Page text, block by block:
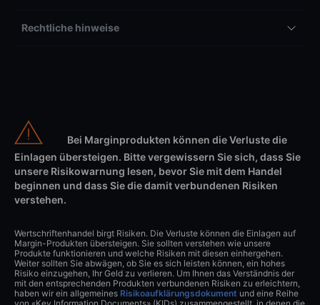
Rechtliche hinweise
Bei Marginprodukten können die Verluste die
Einlagen übersteigen. Bitte vergewissern Sie sich, dass Sie
unsere Risikowarnung lesen, bevor Sie mit dem Handel
beginnen und dass Sie die damit verbundenen Risiken
verstehen.
Wertschriftenhandel birgt Risiken. Die Verluste können die Einlagen auf
Margin-Produkten übersteigen. Sie sollten verstehen wie unsere
Produkte funktionieren und welche Risiken mit diesen einhergehen.
Weiter sollten Sie abwägen, ob Sie es sich leisten können, ein hohes
Risiko einzugehen, Ihr Geld zu verlieren. Um Ihnen das Verständnis der
mit den entsprechenden Produkten verbundenen Risiken zu erleichtern,
haben wir ein allgemeines Risikoaufklärungsdokument und eine Reihe